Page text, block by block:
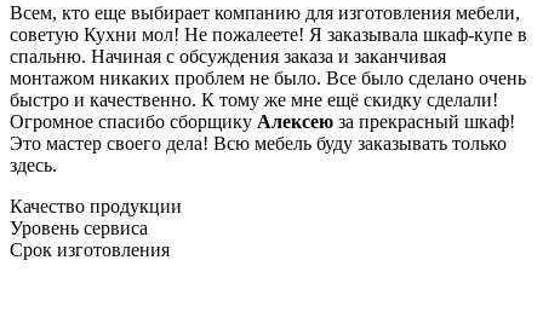
Всем, кто еще выбирает компанию для изготовления мебели,
советую Кухни мол! Не пожалеете! Я заказывала шкаф-купе в
спальню. Начиная с обсуждения заказа и заканчивая
монтажом никаких проблем не было. Все было сделано очень
быстро и качественно. К тому же мне ещё скидку сделали!
Огромное спасибо сборщику Алексею за прекрасный шкаф!
Это мастер своего дела! Всю мебель буду заказывать только
здесь.
Качество продукции
Уровень сервиса
Срок изготовления